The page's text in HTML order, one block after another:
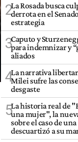
2La Rosada busca
derrota en el
estrategia
3Caputo y
para indemnizar y
aliados
4La narrativa
Milei sufre las
desgaste
5La historia real de
una mujer", la
sobre el caso de
descuartizó a su